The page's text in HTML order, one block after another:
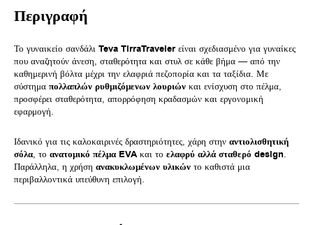
Περιγραφή
Το γυναικείο σανδάλι Teva TirraTraveler είναι σχεδιασμένο για γυναίκες
που αναζητούν άνεση, σταθερότητα και στυλ σε κάθε βήμα — από την
καθημερινή βόλτα μέχρι την ελαφριά πεζοπορία και τα ταξίδια. Με
σύστημα πολλαπλών ρυθμιζόμενων λουριών και ενίσχυση στο πέλμα,
προσφέρει σταθερότητα, απορρόφηση κραδασμών και εργονομική
εφαρμογή.
Ιδανικό για τις καλοκαιρινές δραστηριότητες, χάρη στην αντιολισθητική
σόλα, το ανατομικό πέλμα EVAκαι το ελαφρύ αλλά σταθερό design.
Παράλληλα, η χρήση ανακυκλωμένων υλικών το καθιστά μια
περιβαλλοντικά υπεύθυνη επιλογή.